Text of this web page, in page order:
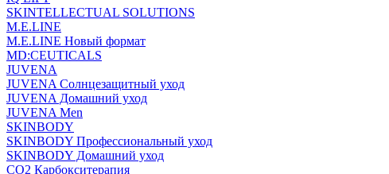
SKINTELLECTUAL SOLUTIONS
M.E.LINE
M.E.LINE Новый формат
MD:CEUTICALS
JUVENA
JUVENA Солнцезащитный уход
JUVENA Домашний уход
JUVENA Men
SKINBODY
SKINBODY Профессиональный уход
SKINBODY Домашний уход
CO2 Карбокситерапия